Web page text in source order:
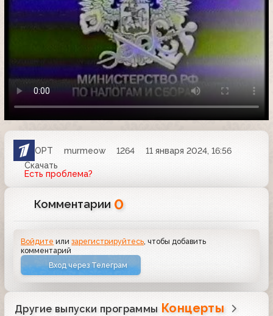
ОРТ murmeow 1264
11 января 2024, 16:56
Скачать
Есть проблема?
Комментарии 0
Войдите илизарегистрируйтесь, чтобы добавить
комментарий
Вход через Телеграм
Другие выпуски программы Концерты